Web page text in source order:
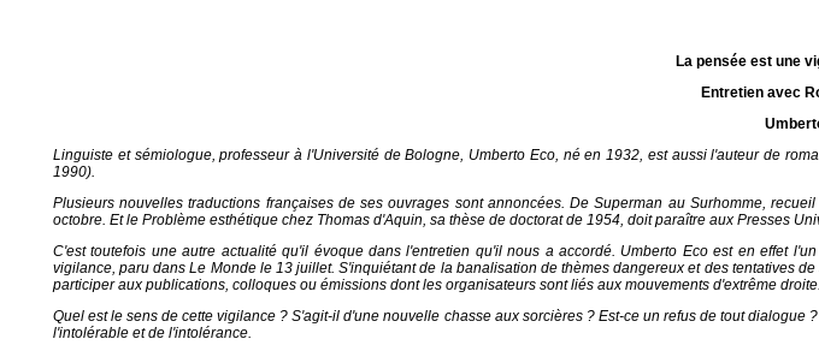
La pensée est une
Entretien avec
Linguiste et sémiologue, professeur à l'Université de Bologne, Umberto Eco, né en 1932, est aussi l'auteur de
1990).
Plusieurs nouvelles traductions françaises de ses ouvrages sont annoncées. De Superman au Surhomme,
octobre. Et le Problème esthétique chez Thomas d'Aquin, sa thèse de doctorat de 1954, doit paraître aux Presses
C'est toutefois une autre actualité qu'il évoque dans l'entretien qu'il nous a accordé. Umberto Eco est en effet
vigilance, paru dans Le Monde le 13 juillet. S'inquiétant de la banalisation de thèmes dangereux et des tentatives
participer aux publications, colloques ou émissions dont les organisateurs sont liés aux mouvements d'extrême droite.
Quel est le sens de cette vigilance ? S'agit-il d'une nouvelle chasse aux sorcières ? Est-ce un refus de tout
l'intolérable et de l'intolérance.